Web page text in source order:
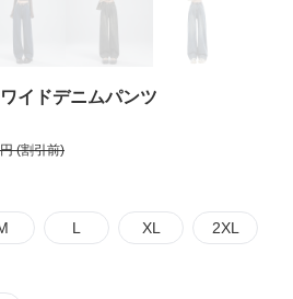
イドデニムパンツ
(割引前)
L XL 2XL